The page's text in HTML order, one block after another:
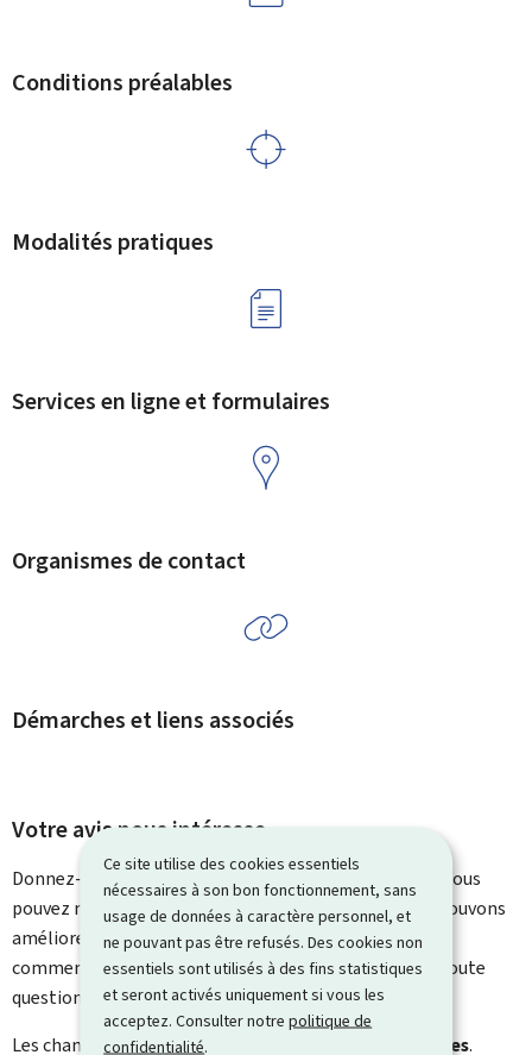
Ce site utilise des cookies essentiels
nécessaires à son bon fonctionnement, sans
usage de données à caractère personnel, et
ne pouvant pas être refusés. Des cookies non
essentiels sont utilisés à des fins statistiques
et seront activés uniquement si vous les
acceptez. Consulter notrepolitique de
confidentialité.
Conditions préalables
Modalités pratiques
Services en ligne et formulaires
Organismes de contact
Démarches et liens associés
Votre avis nous intéresse
Donnez-nous votre avis sur le contenu de cette page. Vous
pouvez nous laisser un commentaire sur ce que nous pouvons
améliorer. Vous ne recevrez pas de réponse à votre
commentaire. Utilisez le formulaire de contact pour toute
question particulière.
Les champs marqués d’une étoile (
obligatoires.